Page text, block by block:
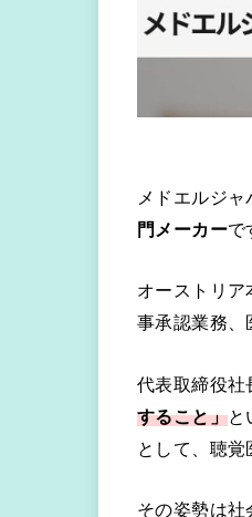
メドエルジ
門メーカーで
オーストリ
事承認業務、
代表取締役社
すること」
として、聴覚
その姿勢は